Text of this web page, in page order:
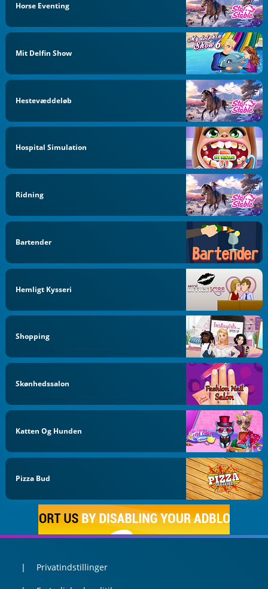
Horse Eventing
Mit Delfin Show
Hestevæddeløb
Hospital Simulation
Ridning
Bartender
Hemligt Kysseri
Shopping
Skønhedssalon
Katten Og Hunden
Pizza Bud
Privatindstillinger